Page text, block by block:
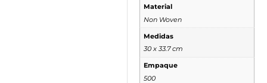
Material
Non Woven
Medidas
30 x 33.7 cm
Empaque
500